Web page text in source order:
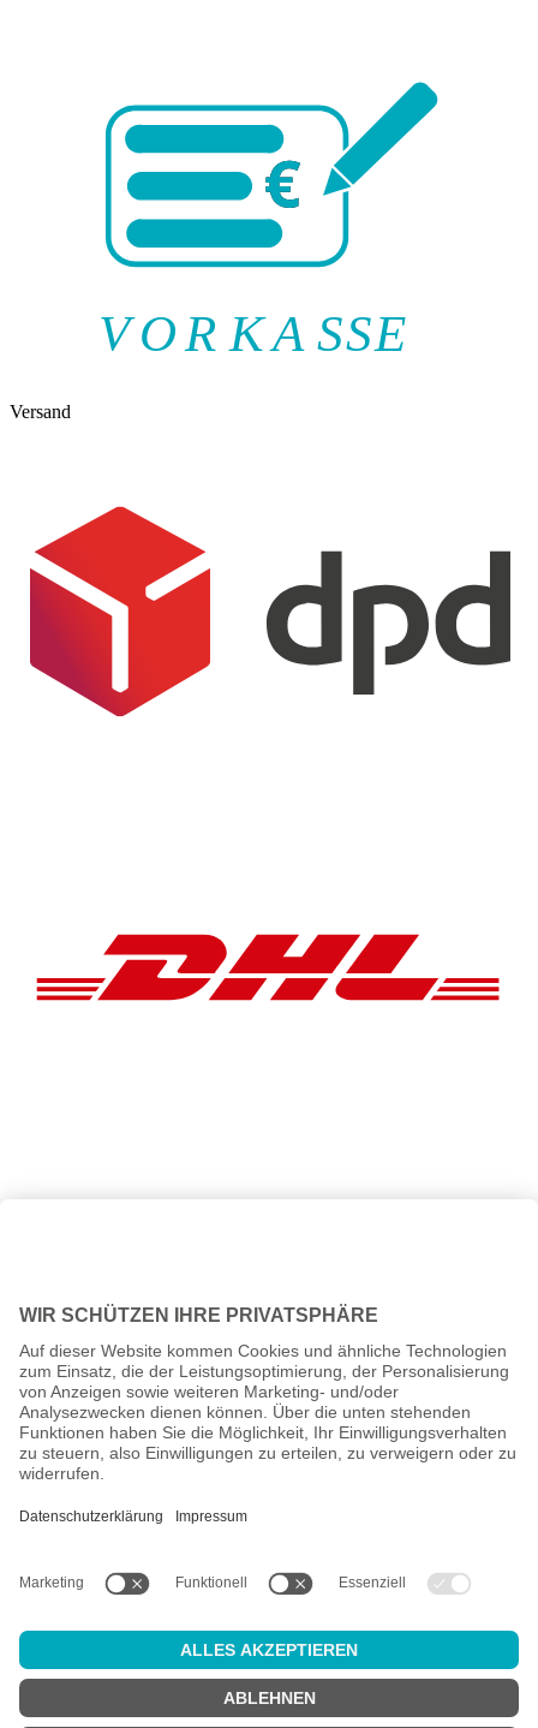
VOR KA SSE
Versand
ggf. Nachnahmegebühren, wenn nicht anders angegeben.
Altersprüfung
Achtung:um diesen Onlineshop zu nutzen, müssen Siemindestens